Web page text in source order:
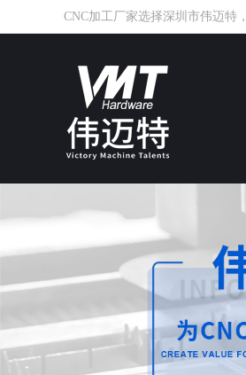
CNC加工厂家选择深圳市伟迈特